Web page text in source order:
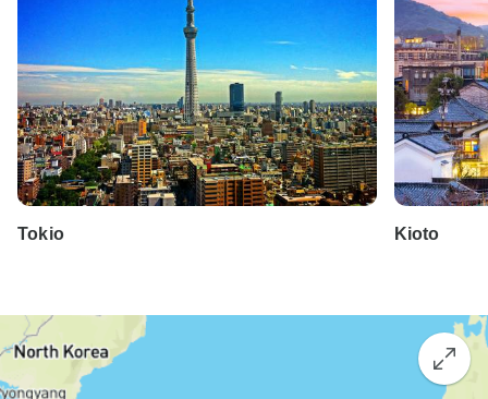
Tokio Kioto